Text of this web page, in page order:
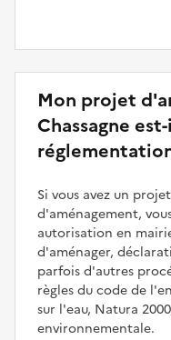
Mon projet
Chassagne
Si vous avez un
d'aménagement,
autorisation en
d'aménager,
parfois d'autres
règles du code de
sur l'eau, Natura
environnementale.